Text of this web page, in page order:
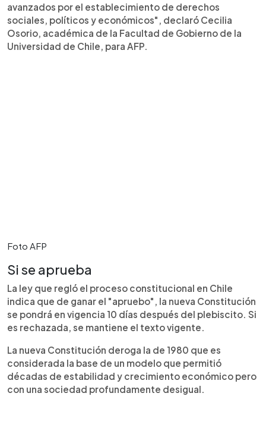
avanzados por el establecimiento de derechos
sociales, políticos y económicos", declaró Cecilia
Osorio, académica de la Facultad de Gobierno de la
Universidad de Chile, para AFP.
Foto AFP
Si se aprueba
La ley que regló el proceso constitucional en Chile
indica que de ganar el "apruebo", la nueva Constitución
se pondrá en vigencia 10 días después del plebiscito. Si
es rechazada, se mantiene el texto vigente.
La nueva Constitución deroga la de 1980 que es
considerada la base de un modelo que permitió
décadas de estabilidad y crecimiento económico pero
con una sociedad profundamente desigual.